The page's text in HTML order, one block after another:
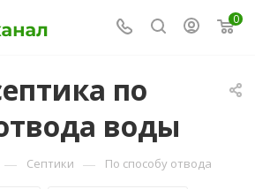
0
по
воды
— Септики — По способу отвода